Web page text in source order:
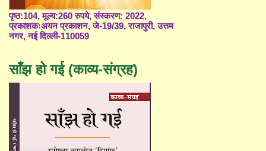
पृष्ठ:104, मूल्य:260 रुपये, संस्करण: 2022,
प्रकाशकःअयन प्रकाशन, जे-19/39, राजापुरी, उत्तम
नगर, नई दिल्ली-110059
साँझ हो गई (काव्य-संग्रह)